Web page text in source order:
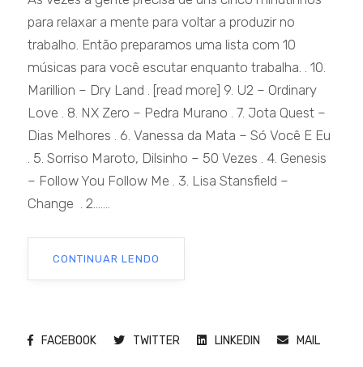
para relaxar a mente para voltar a produzir no
trabalho. Então preparamos uma lista com 10
músicas para você escutar enquanto trabalha. . 10.
Marillion – Dry Land . [read more] 9. U2 – Ordinary
Love . 8. NX Zero – Pedra Murano . 7. Jota Quest –
Dias Melhores . 6. Vanessa da Mata – Só Você E Eu
. 5. Sorriso Maroto, Dilsinho – 50 Vezes . 4. Genesis
– Follow You Follow Me . 3. Lisa Stansfield –
Change . 2.......
CONTINUAR LENDO
FACEBOOK TWITTER LINKEDIN MAIL